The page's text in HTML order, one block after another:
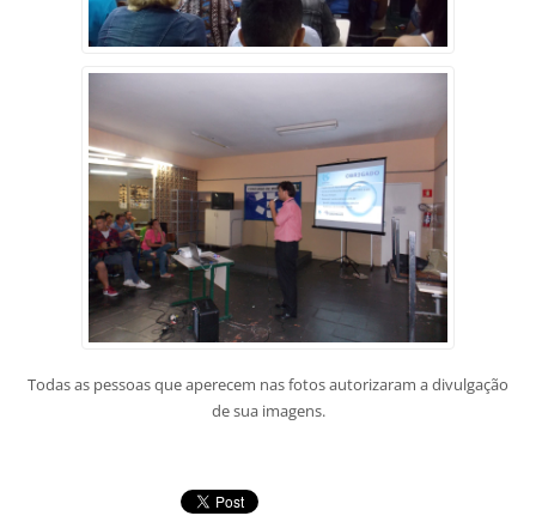
Todas as pessoas que aperecem nas fotos autorizaram a divulgação
de sua imagens.